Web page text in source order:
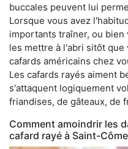
buccales peuvent lui
Lorsque vous avez
importants traîner, ou
les mettre à l'abri sitôt
cafards américains chez
Les cafards rayés aiment
s'attaquent logiquement
friandises, de gâteaux, de
Comment amoindrir les
cafard rayé à Saint-